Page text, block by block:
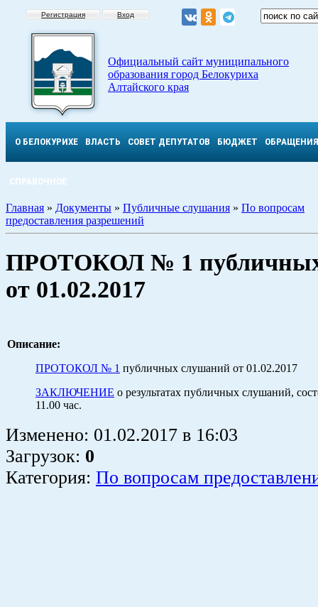
Регистрация Вход
Официальный сайт муниципального
образования город Белокуриха
Алтайского края
О БЕЛОКУРИХЕ ВЛАСТЬ СОВЕТ ДЕПУТАТОВ БЮДЖЕТ ОБРАЩЕНИЯ
СПРАВОЧНОЕ
Главная » Документы » Публичные слушания » По вопросам
предоставления разрешений
ПРОТОКОЛ № 1
от 01.02.2017
Описание:
ПРОТОКОЛ № 1 публичных слушаний от 01.02.2017
ЗАКЛЮЧЕНИЕ о результатах публичных слушаний,
11.00 час.
Изменено: 01.02.2017 в 16:03
Загрузок: 0
Категория: По вопросам